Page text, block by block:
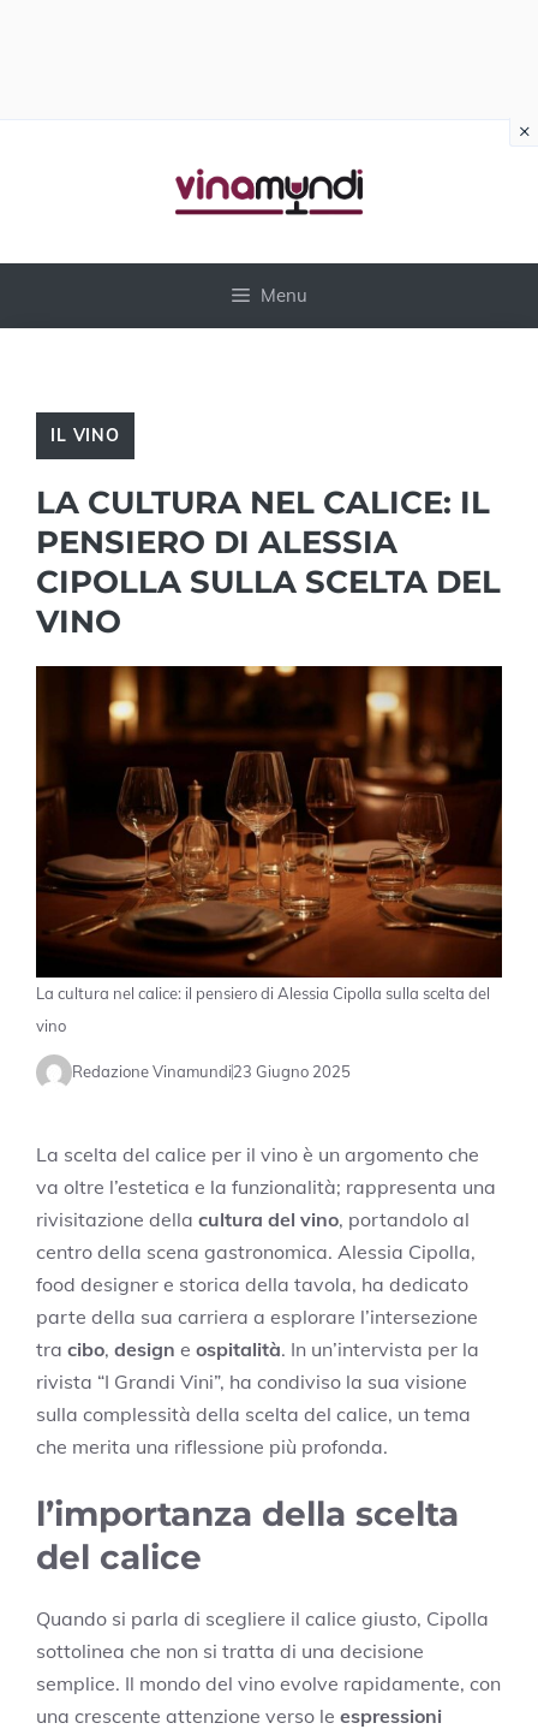
Menu
IL VINO
LA CULTURA NEL CALICE: IL
PENSIERO DI ALESSIA
CIPOLLA SULLA SCELTA DEL
VINO
La cultura nel calice: il pensiero di Alessia Cipolla sulla scelta del
vino
Redazione Vinamundi23 Giugno 2025
La scelta del calice per il vino è un argomento che
va oltre l’estetica e la funzionalità; rappresenta una
rivisitazione della cultura del vino, portandolo al
centro della scena gastronomica. Alessia Cipolla,
food designer e storica della tavola, ha dedicato
parte della sua carriera a esplorare l’intersezione
tra cibo, design e ospitalità. In un’intervista per la
rivista “I Grandi Vini”, ha condiviso la sua visione
sulla complessità della scelta del calice, un tema
che merita una riflessione più profonda.
l’importanza della scelta
del calice
Quando si parla di scegliere il calice giusto, Cipolla
sottolinea che non si tratta di una decisione
semplice. Il mondo del vino evolve rapidamente, con
una crescente attenzione verso le espressioni
×